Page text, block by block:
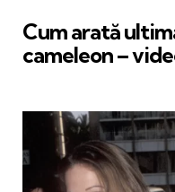
Cum arată
cameleon –